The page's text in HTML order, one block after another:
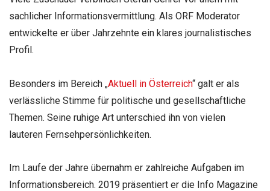
sachlicher Informationsvermittlung. Als ORF Moderator
entwickelte er über Jahrzehnte ein klares journalistisches
Profil.
Besonders im Bereich „Aktuell in Österreich“ galt er als
verlässliche Stimme für politische und gesellschaftliche
Themen. Seine ruhige Art unterschied ihn von vielen
lauteren Fernsehpersönlichkeiten.
Im Laufe der Jahre übernahm er zahlreiche Aufgaben im
Informationsbereich. 2019 präsentiert er die Info Magazine